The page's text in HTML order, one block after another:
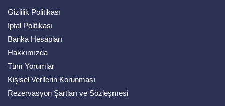
Gizlilik Politikası
İptal Politikası
Banka Hesapları
Hakkımızda
Tüm Yorumlar
Kişisel Verilerin Korunması
Rezervasyon Şartları ve Sözleşmesi